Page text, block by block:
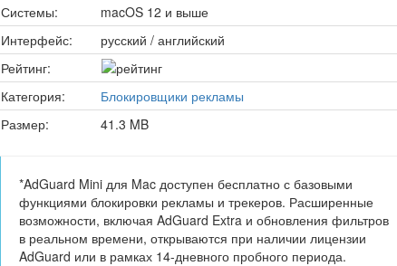
Системы:
macOS 12 и выше
Интерфейс:
русский / английский
Рейтинг:
Категория:
Блокировщики рекламы
Размер:
41.3 MB
*AdGuard Mini для Mac доступен бесплатно с базовыми
функциями блокировки рекламы и трекеров. Расширенные
возможности, включая AdGuard Extra и обновления фильтров
в реальном времени, открываются при наличии лицензии
AdGuard или в рамках 14-дневного пробного периода.